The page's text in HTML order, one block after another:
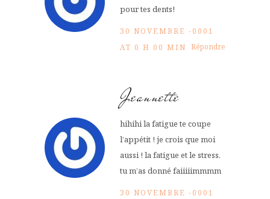
pour tes dents!
30 NOVEMBRE -0001
AT 0 H 00 MIN Répondre
Jeannette
hihihi la fatigue te coupe
l’appétit ! je crois que moi
aussi ! la fatigue et le stress.
tu m’as donné faiiiiimmmm
30 NOVEMBRE -0001